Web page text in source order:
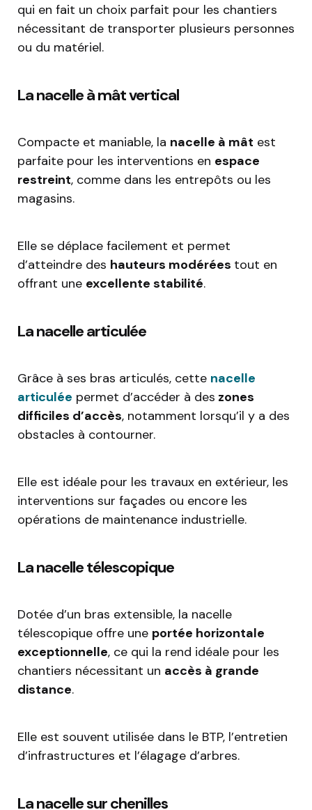
qui en fait un choix parfait pour les chantiers
nécessitant de transporter plusieurs personnes
ou du matériel.
La nacelle à mât vertical
Compacte et maniable, la nacelle à mât est
parfaite pour les interventions en espace
restreint, comme dans les entrepôts ou les
magasins.
Elle se déplace facilement et permet
d’atteindre des hauteurs modérées tout en
offrant une excellente stabilité.
La nacelle articulée
Grâce à ses bras articulés, cette nacelle
articulée permet d’accéder à des zones
difficiles d’accès, notamment lorsqu’il y a des
obstacles à contourner.
Elle est idéale pour les travaux en extérieur, les
interventions sur façades ou encore les
opérations de maintenance industrielle.
La nacelle télescopique
Dotée d’un bras extensible, la nacelle
télescopique offre une portée horizontale
exceptionnelle, ce qui la rend idéale pour les
chantiers nécessitant un accès à grande
distance.
Elle est souvent utilisée dans le BTP, l’entretien
d’infrastructures et l’élagage d’arbres.
La nacelle sur chenilles